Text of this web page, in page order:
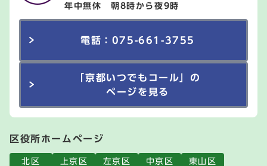
年中無休 朝8時から夜9時
電話：075-661-3755
「京都いつでもコール」の
ページを見る
区役所ホームページ
北区 上京区 左京区 中京区
東山区